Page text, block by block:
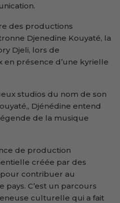
des productions
Djenedine Kouyaté, la
Djeli, lors de
en présence d’une kyrielle
studios du nom de son
Djénédine entend
de la musique
de production
créée par des
contribuer au
C’est un parcours
culturelle qui a fait